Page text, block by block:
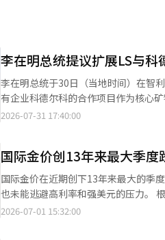
李在明总统提议扩展LS与
李在明总统于30日（当地时间）在智
有企业科德尔科的合作项目作为核心
示：“希望LS与科德尔科之间的合作
济团体的相关人士出席了会议。 韩国
团董事长具滋恩、考勒亚银董事长崔
副会长张载勋、SK生物药代表李东勋
盟会长苏萨娜·希门尼斯，以及矿业公
高管。 李总统指出，全球经济正进入
2026-07-31 17:40:00
国际金价创13年来最大季
国际金价在近期创下13年来最大的季
也未能逃避高利率和强美元的压力。 根据路透社30日的报道，金现货价格在美国东部时间下午1时40分上涨0.3%，
报每盎司4027.03美元。然而，盘中一度跌
2026-07-01 15:32:00